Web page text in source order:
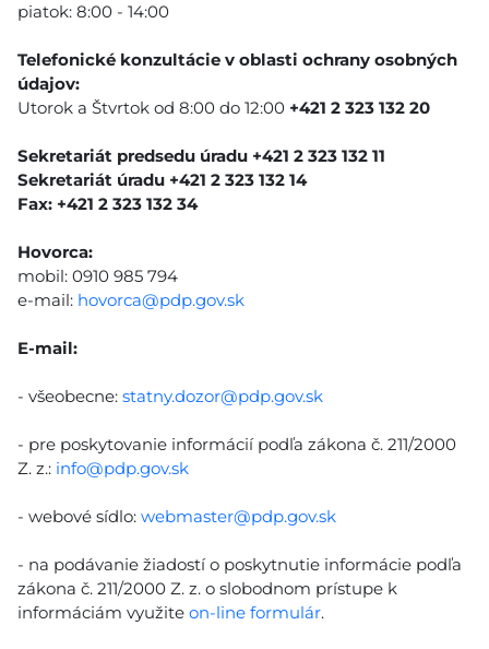
piatok: 8:00 - 14:00
Telefonické konzultácie v oblasti ochrany osobných
údajov:
Utorok a Štvrtok od 8:00 do 12:00 +421 2 323 132 20
Sekretariát predsedu úradu +421 2 323 132 11
Sekretariát úradu +421 2 323 132 14
Fax: +421 2 323 132 34
Hovorca:
mobil: 0910 985 794
e-mail: hovorca@pdp.gov.sk
E-mail:
- všeobecne: statny.dozor@pdp.gov.sk
- pre poskytovanie informácií podľa zákona č. 211/2000
Z. z.: info@pdp.gov.sk
- webové sídlo: webmaster@pdp.gov.sk
- na podávanie žiadostí o poskytnutie informácie podľa
zákona č. 211/2000 Z. z. o slobodnom prístupe k
informáciám využite on-line formulár.